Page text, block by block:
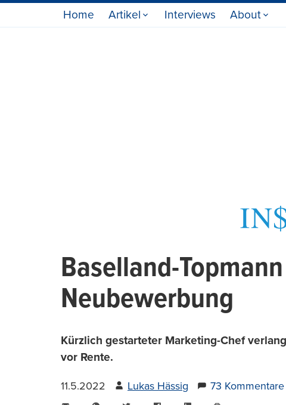
Home Artikel Interviews About
Baselland-
Neubewerbung
Kürzlich gestarteter Marketing-Chef
vor Rente.
11.5.2022 Lukas Hässig 73 Kommentare